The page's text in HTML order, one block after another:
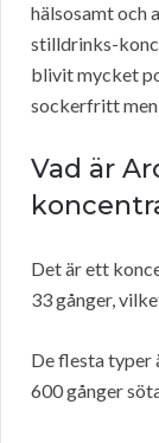
hälsosamt och
stilldrinks-
blivit mycket
sockerfritt
Vad är
Det är ett
33 gånger,
De flesta typer
600 gånger